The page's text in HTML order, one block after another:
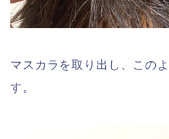
マスカラを取り出し、この
す。